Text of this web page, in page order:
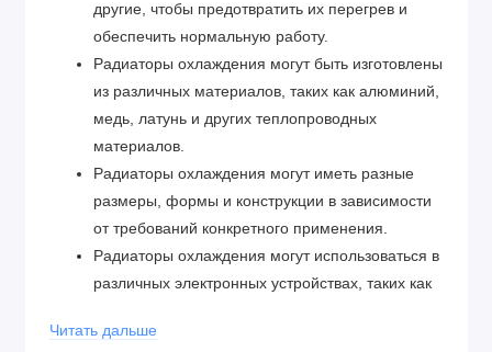
другие, чтобы предотвратить их перегрев и
обеспечить нормальную работу.
Радиаторы охлаждения могут быть изготовлены
из различных материалов, таких как алюминий,
медь, латунь и других теплопроводных
материалов.
Радиаторы охлаждения могут иметь разные
размеры, формы и конструкции в зависимости
от требований конкретного применения.
Радиаторы охлаждения могут использоваться в
различных электронных устройствах, таких как
питания, светодиодные осветительные
Читать дальше